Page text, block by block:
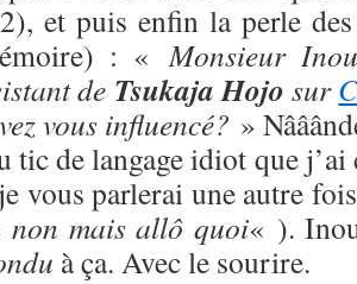
et puis enfin la perle
: «Monsieur
de Tsukaja Hojo sur
vous influencé? »
tic de langage idiot que
vous parlerai une autre
non mais allô quoi« ).
à ça. Avec le sourire.